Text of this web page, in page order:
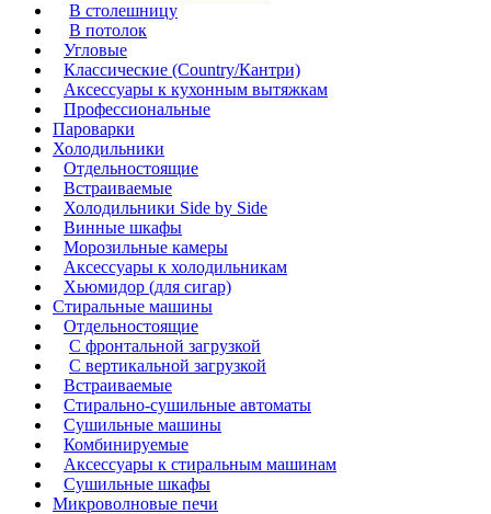
В столешницу
В потолок
Угловые
Классические (Country/Кантри)
Аксессуары к кухонным вытяжкам
Профессиональные
Пароварки
Холодильники
Отдельностоящие
Встраиваемые
Холодильники Side by Side
Винные шкафы
Морозильные камеры
Аксессуары к холодильникам
Хьюмидор (для сигар)
Стиральные машины
Отдельностоящие
С фронтальной загрузкой
С вертикальной загрузкой
Встраиваемые
Стирально-сушильные автоматы
Сушильные машины
Комбинируемые
Аксессуары к стиральным машинам
Сушильные шкафы
Микроволновые печи